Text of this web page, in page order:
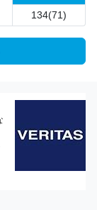
134(71)